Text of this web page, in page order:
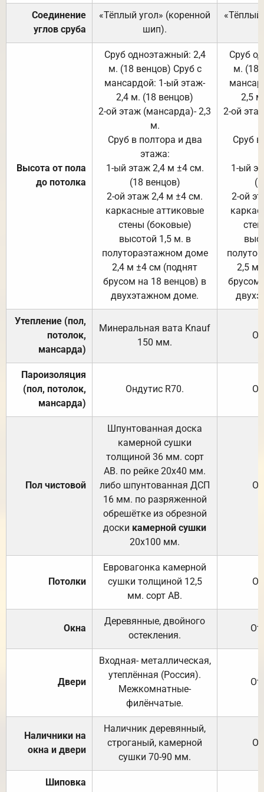
Соединение
углов сруба
«Тёплый угол» (коренной
шип).
«Тёплый
Высота от пола
до потолка
Сруб одноэтажный: 2,4
м. (18 венцов) Сруб с
мансардой: 1-ый этаж-
2,4 м. (18 венцов)
2-ой этаж (мансарда)- 2,3
м.
Сруб в полтора и два
этажа:
1-ый этаж 2,4 м ±4 см.
(18 венцов)
2-ой этаж 2,4 м ±4 см.
каркасные аттиковые
стены (боковые)
высотой 1,5 м. в
полутораэтажном доме
2,4 м ±4 см (поднят
брусом на 18 венцов) в
двухэтажном доме.
Сруб
м. (18
2,5
2-ой
Сруб
1-ый
2-ой
2,5 м
брусом
Утепление (пол,
потолок,
мансарда)
Минеральная вата Knauf
150 мм.
Пароизоляция
(пол, потолок,
мансарда)
Ондутис R70.
Пол чистовой
Шпунтованная доска
камерной сушки
толщиной 36 мм. сорт
АВ. по рейке 20х40 мм.
либо шпунтованная ДСП
16 мм. по разряженной
обрешётке из обрезной
доски камерной сушки
20х100 мм.
Потолки
Евровагонка камерной
сушки толщиной 12,5
мм. сорт АВ.
Окна
Деревянные, двойного
остекления.
Двери
Входная- металлическая,
утеплённая (Россия).
Межкомнатные-
филёнчатые.
Наличники на
окна и двери
Наличник деревянный,
строганый, камерной
сушки 70-90 мм.
Шиповка